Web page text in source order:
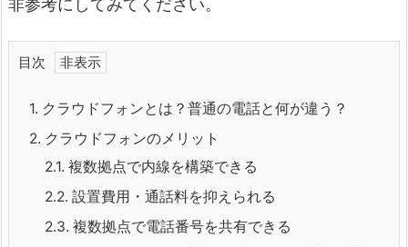
非参考にしてみてください。
目次
1. クラウドフォンとは？普通の電話と何が違う？
2. クラウドフォンのメリット
2.1. 複数拠点で内線を構築できる
2.2. 設置費用・通話料を抑えられる
2.3. 複数拠点で電話番号を共有できる